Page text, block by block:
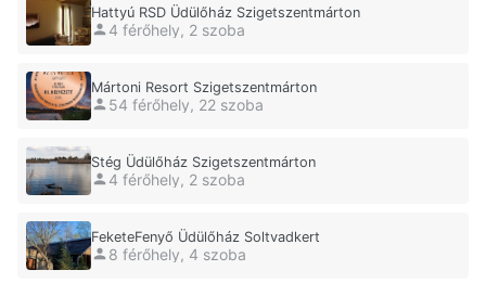
Hattyú RSD Üdülőház Szigetszentmárton
4 férőhely, 2 szoba
Mártoni Resort Szigetszentmárton
54 férőhely, 22 szoba
Stég Üdülőház Szigetszentmárton
4 férőhely, 2 szoba
FeketeFenyő Üdülőház Soltvadkert
8 férőhely, 4 szoba